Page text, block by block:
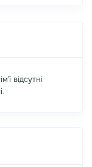
відсутні